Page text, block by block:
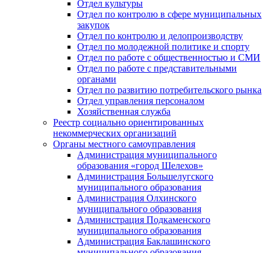
Отдел культуры
Отдел по контролю в сфере муниципальных
закупок
Отдел по контролю и делопроизводству
Отдел по молодежной политике и спорту
Отдел по работе с общественностью и СМИ
Отдел по работе с представительными
органами
Отдел по развитию потребительского рынка
Отдел управления персоналом
Хозяйственная служба
Реестр социально ориентированных
некоммерческих организаций
Органы местного самоуправления
Администрация муниципального
образования «город Шелехов»
Администрация Большелугского
муниципального образования
Администрация Олхинского
муниципального образования
Администрация Подкаменского
муниципального образования
Администрация Баклашинского